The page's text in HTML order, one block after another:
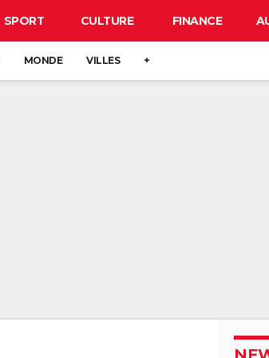
SPORT CULTURE FINANCE
MONDE VILLES +